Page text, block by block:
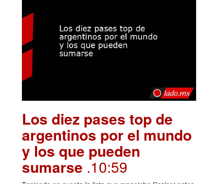
Los diez pases top de
argentinos por el mundo
y los que pueden
sumarse .10:59